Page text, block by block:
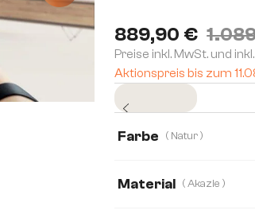
889,90 €
Preise inkl. MwSt. und
Aktionspreis bis zum
Farbe ( Natur )
Material ( Akazie )